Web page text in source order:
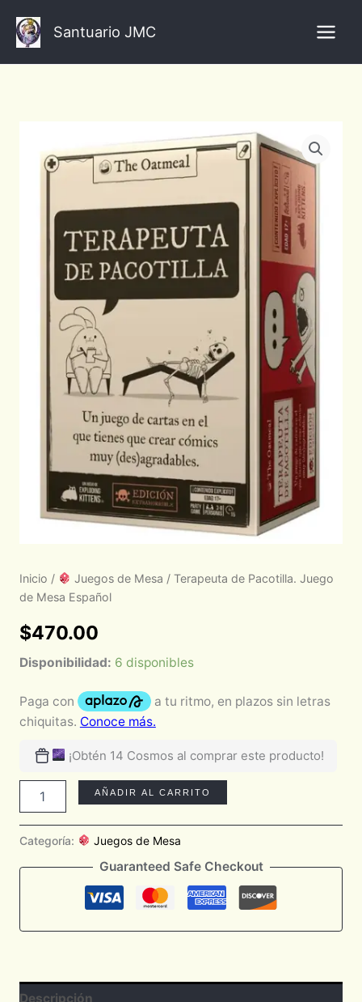
contenido
Santuario JMC
Inicio / Juegos de Mesa / Terapeuta de Pacotilla. Juego
de Mesa Español
$470.00
Disponibilidad: 6 disponibles
¡Obtén 14 Cosmos al comprar este producto!
Pacotilla.
Juego
cantidad
AÑADIR AL CARRITO
Categoría: Juegos de Mesa
Guaranteed Safe Checkout
Descripción